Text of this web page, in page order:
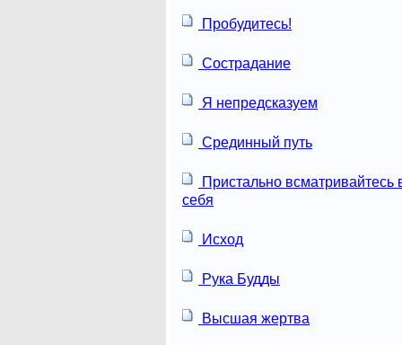
Пробудитесь!
Сострадание
Я непредсказуем
Срединный путь
Пристально всматривайтесь
себя
Исход
Рука Будды
Высшая жертва